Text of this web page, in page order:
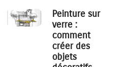
Peinture sur
verre :
comment
créer des
objets